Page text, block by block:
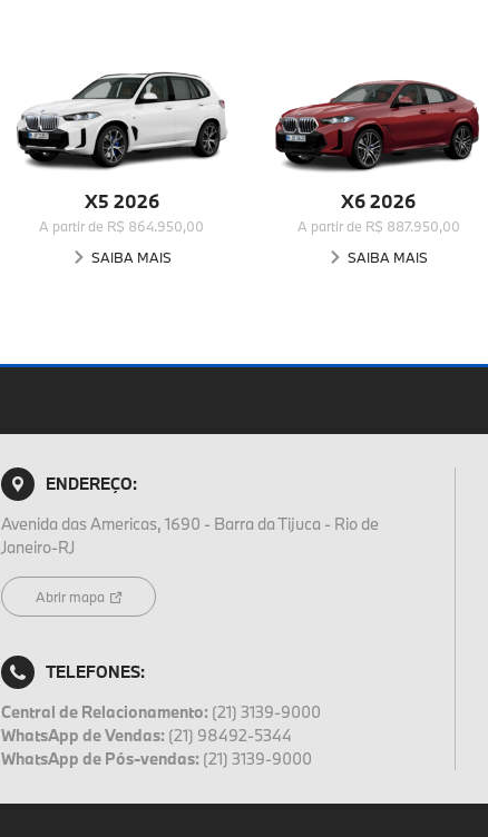
X5 2026
A partir de R$ 864.950,00
SAIBA MAIS
X6 2026
A partir de R$ 887.950,00
SAIBA MAIS
ENDEREÇO:
Avenida das Americas, 1690 - Barra da Tijuca - Rio de
Janeiro-RJ
Abrir mapa
TELEFONES:
Central de Relacionamento: (21) 3139-9000
WhatsApp de Vendas: (21) 98492-5344
WhatsApp de Pós-vendas: (21) 3139-9000